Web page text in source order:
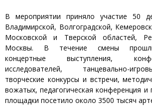
В мероприятии приняло участие 50
Владимирской, Волгоградской,
Московской и Тверской областей,
Москвы. В течение смены прошли
концертные выступления,
исследователей, танцевально-
творческие конкурсы и встречи,
вожатых, педагогическая конференция и
площадки посетило около 3500 тысяч